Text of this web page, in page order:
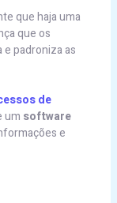
que haja uma
que os
padroniza as
de
um software
e